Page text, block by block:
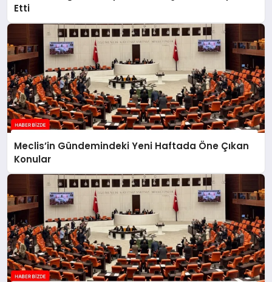
Etti
Meclis’in Gündemindeki Yeni Haftada Öne Çıkan
Konular